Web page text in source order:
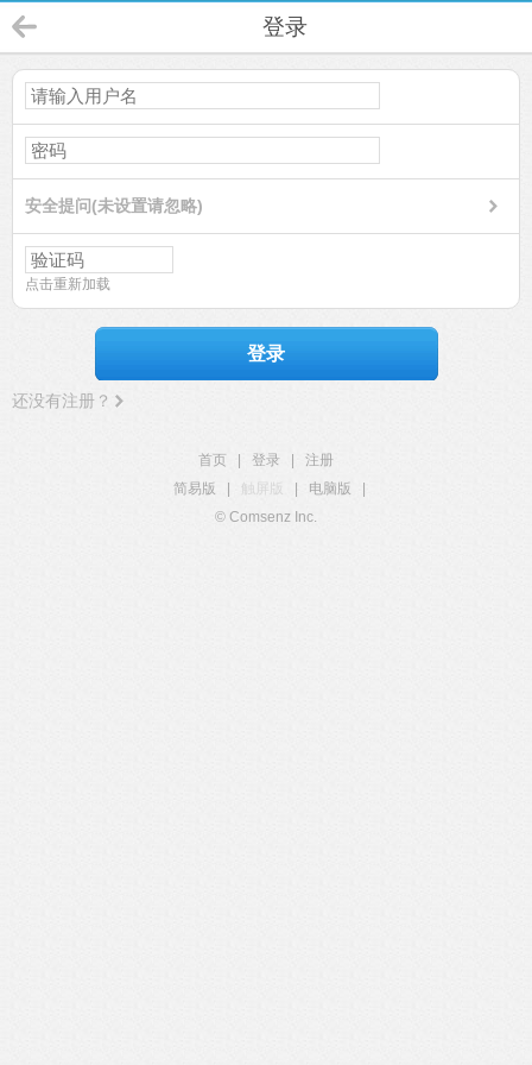
登录
安全提问(未设置请忽略)
点击重新加载
登录
还没有注册？
首页 登录
注册
简易版
触屏版 电脑版
© Comsenz Inc.